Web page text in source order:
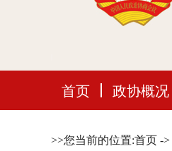
首页 政协概况
>>您当前的位置:首页 ->